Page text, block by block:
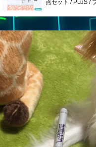
点セット / PLuS /